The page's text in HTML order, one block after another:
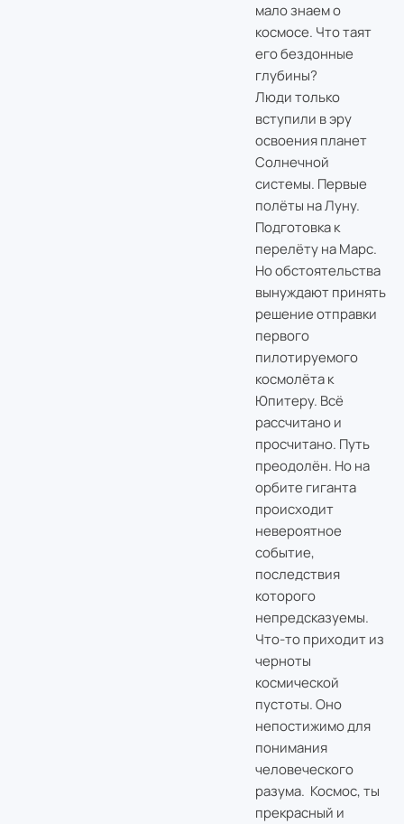
мало знаем о
космосе. Что таят
его бездонные
глубины?
Люди только
вступили в эру
освоения планет
Солнечной
системы. Первые
полёты на Луну.
Подготовка к
перелёту на Марс.
Но обстоятельства
вынуждают принять
решение отправки
первого
пилотируемого
космолёта к
Юпитеру. Всё
рассчитано и
просчитано. Путь
преодолён. Но на
орбите гиганта
происходит
невероятное
событие,
последствия
которого
непредсказуемы.
Что-то приходит из
черноты
космической
пустоты. Оно
непостижимо для
понимания
человеческого
разума. Космос, ты
прекрасный и